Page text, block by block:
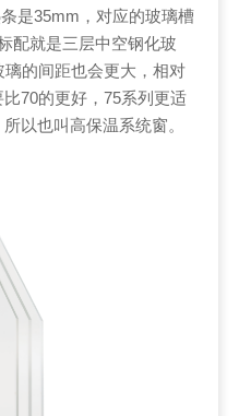
是35mm，对应的玻璃槽
配就是三层中空钢化玻
的间距也会更大，相对
70的更好，75系列更适
以也叫高保温系统窗。